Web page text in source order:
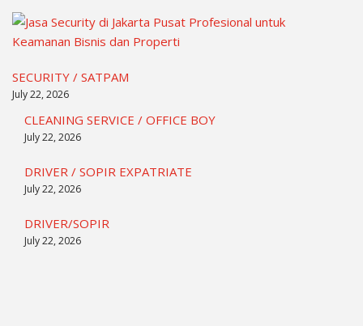
SECURITY / SATPAM
July 22, 2026
CLEANING SERVICE / OFFICE BOY
July 22, 2026
DRIVER / SOPIR EXPATRIATE
July 22, 2026
DRIVER/SOPIR
July 22, 2026